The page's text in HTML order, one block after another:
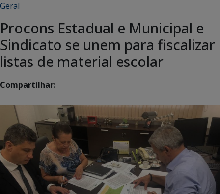
Geral
Procons Estadual e Municipal e
Sindicato se unem para fiscalizar
listas de material escolar
Compartilhar: